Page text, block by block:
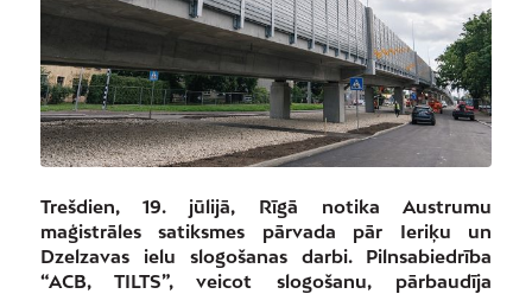
Trešdien, 19. jūlijā, Rīgā notika Austrumu
maģistrāles satiksmes pārvada pār Ieriķu un
Dzelzavas ielu slogošanas darbi. Pilnsabiedrība
“ACB, TILTS”, veicot slogošanu, pārbaudīja